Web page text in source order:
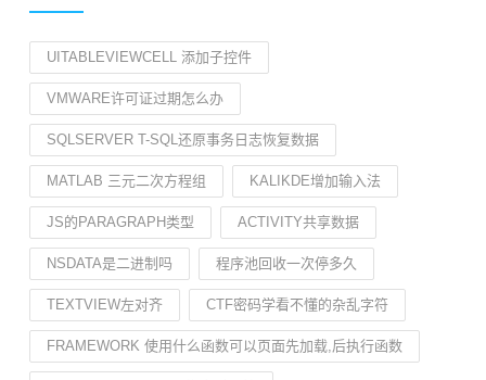
UITABLEVIEWCELL 添加子控件
VMWARE许可证过期怎么办
SQLSERVER T-SQL还原事务日志恢复数据
MATLAB 三元二次方程组 KALIKDE增加输入法
JS的PARAGRAPH类型 ACTIVITY共享数据
NSDATA是二进制吗 程序池回收一次停多久
TEXTVIEW左对齐 CTF密码学看不懂的杂乱字符
FRAMEWORK 使用什么函数可以页面先加载,后执行函数